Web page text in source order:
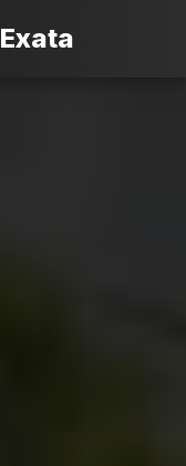
Exata